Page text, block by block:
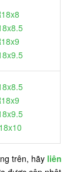
trên, hãy liên